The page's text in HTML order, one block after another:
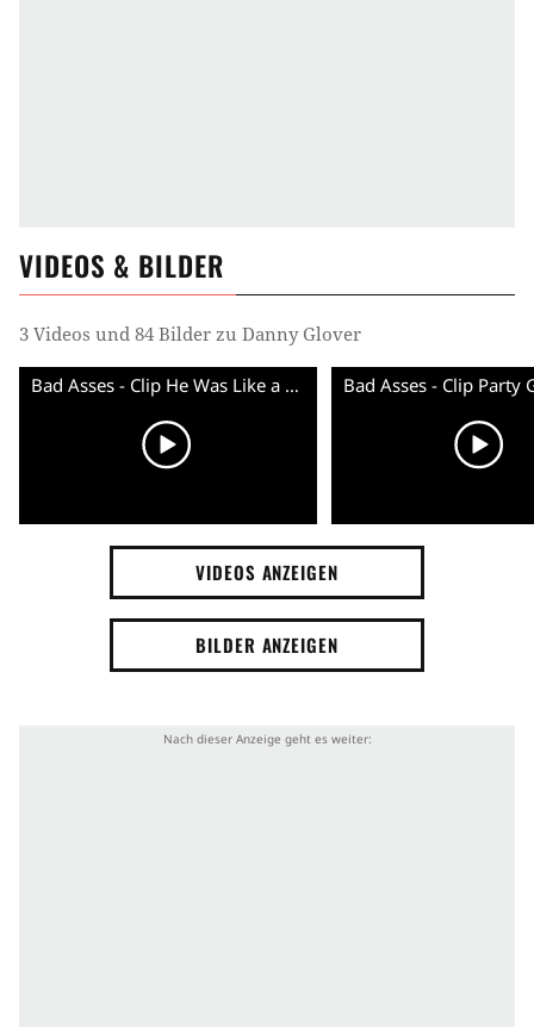
VIDEOS & BILDER
3 Videos und 84 Bilder zu Danny Glover
Bad Asses - Clip He Was Like a Son To Me (English) HD
VIDEOS ANZEIGEN
BILDER ANZEIGEN